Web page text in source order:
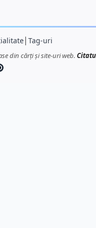
│ Tag-uri
din cărți și site-uri web.